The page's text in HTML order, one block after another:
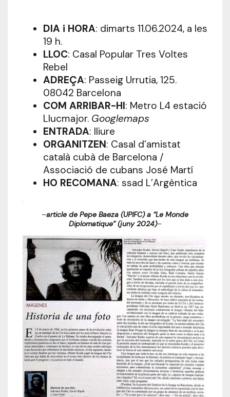
.
DIA i HORA: dimarts 11.06.2024, a les
19 h.
LLOC: Casal Popular Tres Voltes
Rebel
ADREÇA: Passeig Urrutia, 125.
08042 Barcelona
COM ARRIBAR-HI: Metro L4 estació
Llucmajor. Googlemaps
ENTRADA: lliure
ORGANITZEN: Casal d’amistat
català cubà de Barcelona /
Associació de cubans José Martí
HO RECOMANA: ssad L’Argèntica
,
–article de Pepe Baeza (UPIFC) a “Le Monde
Diplomatique” (juny 2024)–